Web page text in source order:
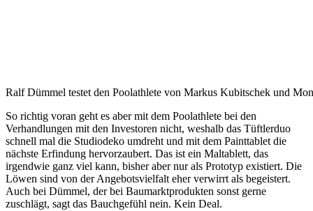
Ralf Dümmel testet den Poolathlete von Markus Kubitschek und
So richtig voran geht es aber mit dem Poolathlete bei den
Verhandlungen mit den Investoren nicht, weshalb das Tüftlerduo
schnell mal die Studiodeko umdreht und mit dem Painttablet die
nächste Erfindung hervorzaubert. Das ist ein Maltablett, das
irgendwie ganz viel kann, bisher aber nur als Prototyp existiert. Die
Löwen sind von der Angebotsvielfalt eher verwirrt als begeistert.
Auch bei Dümmel, der bei Baumarktprodukten sonst gerne
zuschlägt, sagt das Bauchgefühl nein. Kein Deal.